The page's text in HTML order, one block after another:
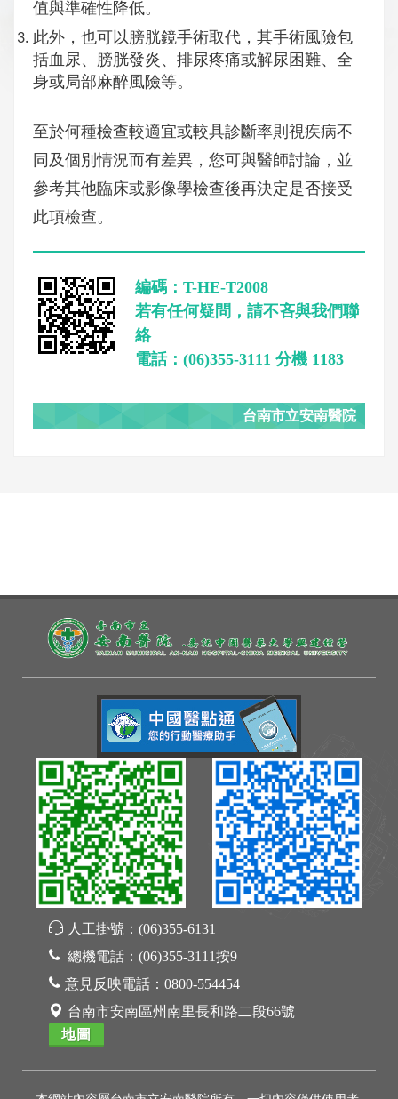
值與準確性降低。
此外，也可以膀胱鏡手術取代，其手術風險包
括血尿、膀胱發炎、排尿疼痛或解尿困難、全
身或局部麻醉風險等。
至於何種檢查較適宜或較具診斷率則視疾病不
同及個別情況而有差異，您可與醫師討論，並
參考其他臨床或影像學檢查後再決定是否接受
此項檢查。
編碼：T-HE-T2008
若有任何疑問，請不吝與我們聯
絡
電話：(06)355-3111 分機 1183
台南市立安南醫院
人工掛號： (06)355-6131
總機電話： (06)355-3111按9
意見反映電話： 0800-554454
台南市安南區州南里長和路二段66號
地圖